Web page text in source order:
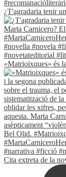
¿T'agradaria tenir
«Matrioixques» és
Cita extreta de la